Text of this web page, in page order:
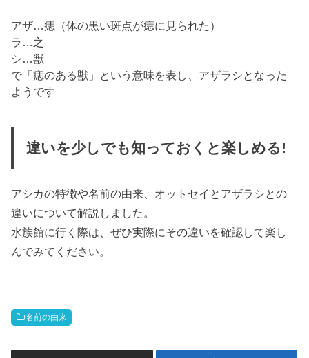
アザ…痣（体の黒い斑点が痣に見られた）
ラ…之
シ…獣
で「痣のある獣」という意味を表し、アザラシとなった
ようです
違いを少しでも知っておくと楽しめる!
アシカの特徴や名前の由来、オットセイとアザラシとの
違いについて解説しました。
水族館に行く際は、ぜひ実際にその違いを確認して楽し
んでみてください。
名前の由来